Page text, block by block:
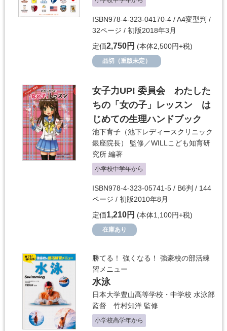
ISBN978-4-323-04170-4 / A4変型判 /
32ページ / 初版2018年3月
定価2,750円 (本体2,500円+税)
品切（重版未定）
女子力UP! 委員会 わたした
ちの「女の子」レッスン は
じめての生理ハンドブック
池下育子（池下レディースクリニック
銀座院長）
監修／WILLこども知育研
究所 編著
小学校中学年から
ISBN978-4-323-05741-5 / B6判 / 144
ページ / 初版2010年8月
定価1,210円 (本体1,100円+税)
在庫あり
勝てる！ 強くなる！ 強豪校の部活練
習メニュー
水泳
日本大学豊山高等学校・中学校 水泳部
監督 竹村知洋 監修
小学校高学年から